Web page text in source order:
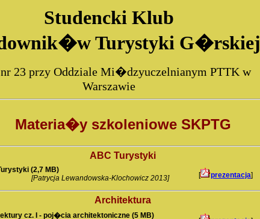
Studencki Klub
Turystyki G�rskiej
23 przy Oddziale Mi�dzyuczelnianym PTTK w
Warszawie
Materia�y szkoleniowe SKPTG
ABC Turystyki
(2,7 MB)
[Patrycja Lewandowska-Klochowicz 2013]
[ prezentacja]
Architektura
cz. I - poj�cia architektoniczne (5 MB)